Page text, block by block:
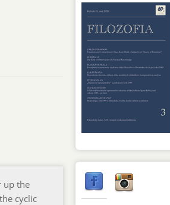
up the
cyclic